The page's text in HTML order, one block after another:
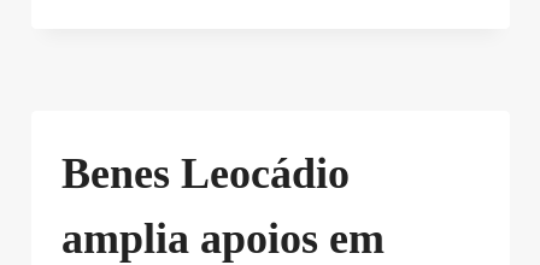
Benes Leocádio
amplia apoios em